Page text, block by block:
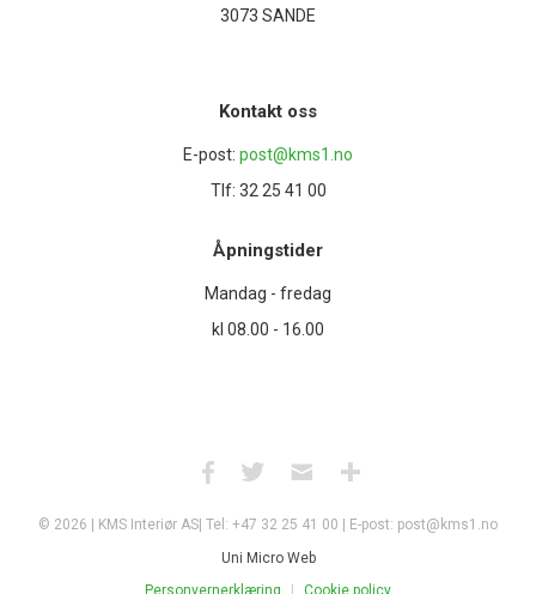
3073 SANDE
Kontakt oss
E-post: post@kms1.no
Tlf: 32 25 41 00
Åpningstider
Mandag - fredag
kl 08.00 - 16.00
© 2026 | KMS Interiør AS| Tel: +47 32 25 41 00 | E-post: post@kms1.no
Uni Micro Web
Personvernerklæring
Cookie policy